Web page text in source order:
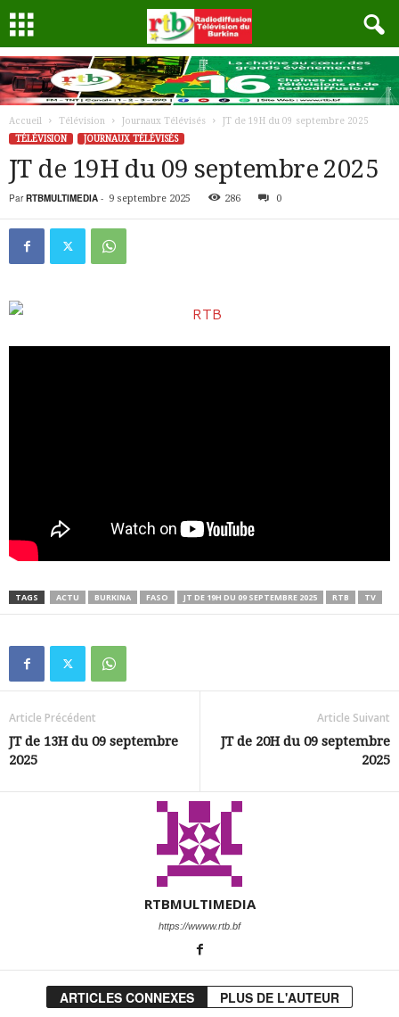
Accueil Télévision Journaux Télévisés
JT de 19H du 09 septembre 2025
TÉLÉVISION
JOURNAUX TÉLÉVISÉS
JT de 19H du 09 septembre 2025
Par RTBMULTIMEDIA - 9 septembre 2025 286 0
TAGS ACTU BURKINA FASO JT DE 19H DU 09 SEPTEMBRE 2025 RTB TV
Article Précédent
JT de 13H du 09 septembre
2025
Article Suivant
JT de 20H du 09 septembre
2025
RTBMULTIMEDIA
https://wwww.rtb.bf
ARTICLES CONNEXES PLUS DE L'AUTEUR